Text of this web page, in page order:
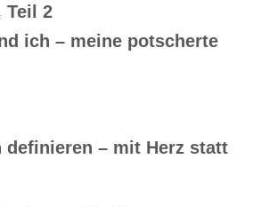
Teil 2
ich – meine potscherte
definieren – mit Herz statt